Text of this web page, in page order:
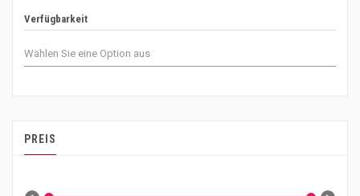
Verfügbarkeit
PREIS